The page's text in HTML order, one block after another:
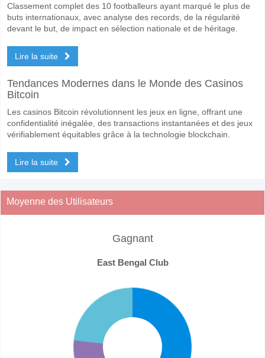
Classement complet des 10 footballeurs ayant marqué le plus de
buts internationaux, avec analyse des records, de la régularité
devant le but, de impact en sélection nationale et de héritage.
Lire la suite
Tendances Modernes dans le Monde des Casinos
Bitcoin
Les casinos Bitcoin révolutionnent les jeux en ligne, offrant une
confidentialité inégalée, des transactions instantanées et des jeux
vérifiablement équitables grâce à la technologie blockchain.
Lire la suite
Moyenne des Utilisateurs
Gagnant
East Bengal Club